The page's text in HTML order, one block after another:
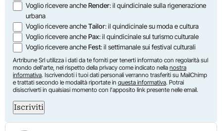
Voglio ricevere ancheRender: il quindicinale sulla rigenerazione
urbana
Voglio ricevere ancheTailor: il quindicinale su moda e cultura
Voglio ricevere anchePax: il quindicinale sul turismo culturale
Voglio ricevere ancheFest: il settimanale sui festival culturali
Artribune Srl utilizza i dati da te forniti per tenerti informato con regolarità sul
mondo dell'arte, nel rispetto della privacy come indicato nella nostra
informativa. Iscrivendoti i tuoi dati personali verranno trasferiti su MailChimp
e trattati secondo le modalità riportate in questa informativa. Potrai
disiscriverti in qualsiasi momento con l'apposito link presente nelle email.
Iscriviti